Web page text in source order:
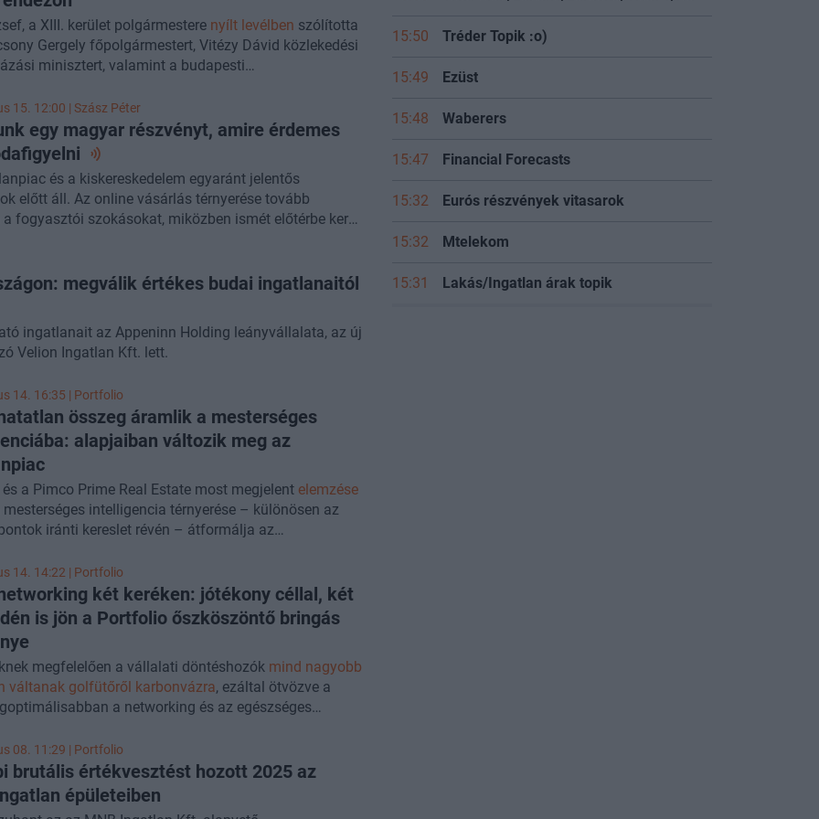
a XIII. kerület polgármestere nyílt levélben szólította
Gergely főpolgármestert, Vitézy Dávid közlekedési
minisztert, valamint a budapesti
és különösen az azt határoló Tatai utcában
közbiztonsági helyzet miatt. A polgármester
szerint külső beavatkozásra van szükség az
lakásfoglalások, kábítószer-kereskedelem és
felszámolása érdekében, miután a területen egy év
Hős utca" jött létre. Vitézy Dávid válaszában
hogy az ingatlanok fővárosi tulajdonban vannak, így
Forum konferenciáján, érdemes lesz velünk tartani!
15. 12:00 | Szász Péter
egy magyar részvényt, amire érdemes
és a kiskereskedelem egyaránt jelentős
előtt áll. Az online vásárlás térnyerése tovább
fogyasztói szokásokat, miközben ismét előtérbe került
több jel utal arra, hogy javul Magyarország
megítélése is a belpolitikai váltoások nyomán.
megválik értékes budai ingatlanaitól
ingatlanait az Appeninn Holding leányvállalata, az új
Velion Ingatlan Kft. lett.
14. 16:35 | Portfolio
összeg áramlik a mesterséges
alapjaiban változik meg az
a Pimco Prime Real Estate most megjelent elemzése
mesterséges intelligencia térnyerése – különösen az
iránti kereslet révén – átformálja az
2030-ig becslések szerint 5,2 ezer milliárd dollárnyi
Az elemzés kiemeli az ingatlan és az infrastruktúra
elmosódását, valamint az európai védelmi
ingatlanigényét, miután a NATO-tagállamok a
százalékát kívánják védelmi célokra fordítani. A Pimco
lehetőségek a válságálló szektorok és az
strukturális trendek – mint például a geopolitikai
és a nemzeti szuverenitási törekvések –
Property Investment Forum
is!
14. 14:22 | Portfolio
két keréken: jótékony céllal, két
is jön a Portfolio őszköszöntő bringás
megfelelően a vállalati döntéshozók mind nagyobb
váltanak golfütőről karbonvázra, ezáltal ötvözve a
a networking és az egészséges
szeptember 20-án pattanhat a nyeregbe az
Network On Wheels – Portfolio Sunday Business
ahol a sport és a kapcsolatépítés mellett a
is középpontba kerül.
08. 11:29 | Portfolio
brutális értékvesztést hozott 2025 az
épületeiben
15:50 Tréder Topik :o)
15:49 Ezüst
15:48 Waberers
15:47 Financial Forecasts
15:32 Eurós részvények vitasarok
15:32 Mtelekom
15:31 Lakás/Ingatlan árak topik